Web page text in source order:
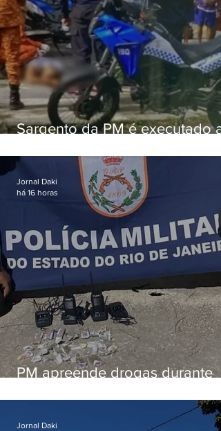
Sargento da PM é executado a
em Vaz Lobo
PM apreende drogas durante
Jornal Daki
há 16 horas
Jornal Daki